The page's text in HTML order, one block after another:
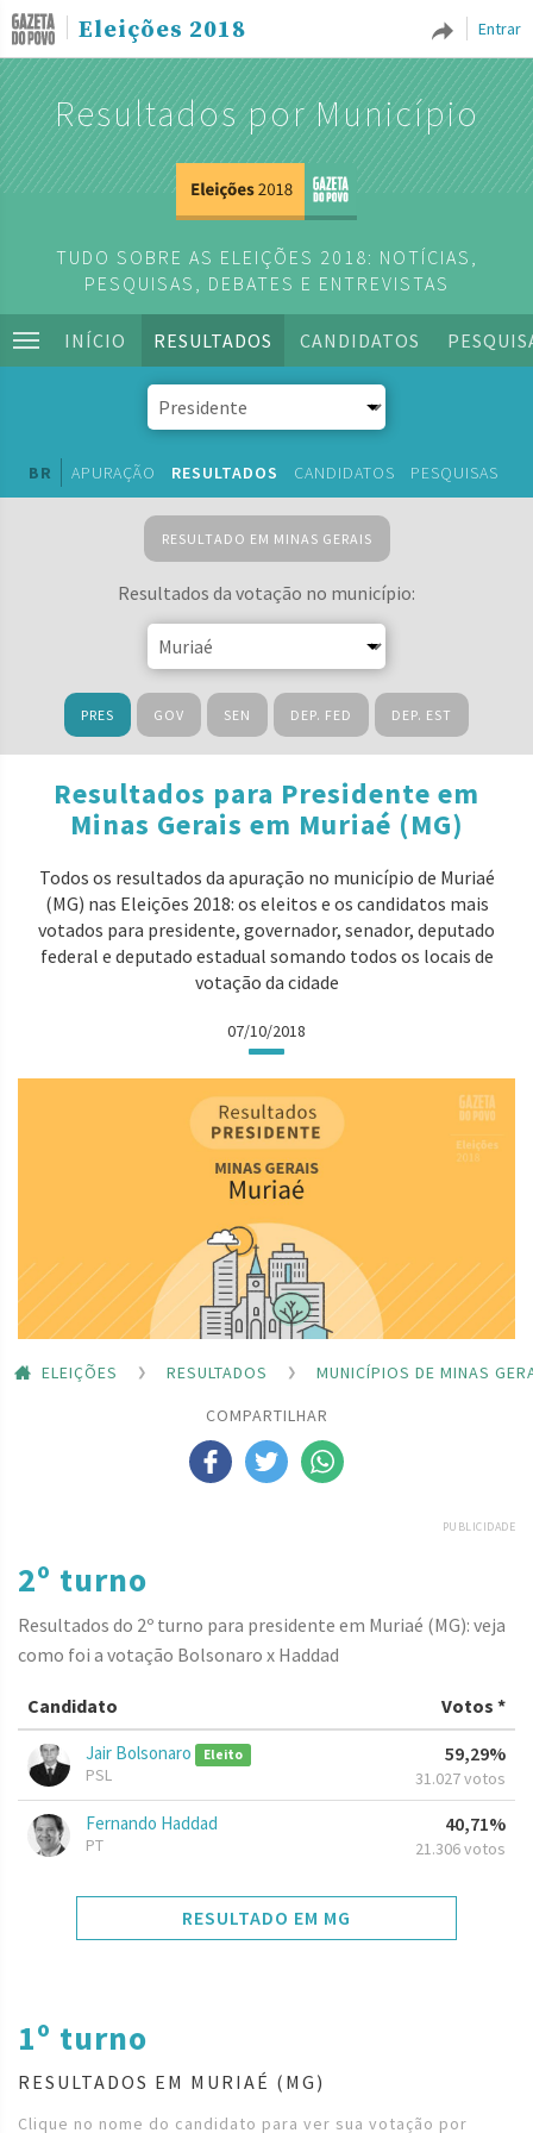
Entrar
Eleições 2018
Resultados por Município
TUDO SOBRE AS ELEIÇÕES 2018: NOTÍCIAS,
PESQUISAS, DEBATES E ENTREVISTAS
INÍCIO RESULTADOS CANDIDATOS
BR APURAÇÃO RESULTADOS CANDIDATOS PESQUISAS
RESULTADO EM MINAS GERAIS
Resultados da votação no município:
PRES GOV SEN DEP. FED DEP. EST
Resultados para Presidente em
Minas Gerais em Muriaé (MG)
Todos os resultados da apuração no município de Muriaé
(MG) nas Eleições 2018: os eleitos e os candidatos mais
votados para presidente, governador, senador, deputado
federal e deputado estadual somando todos os locais de
votação da cidade
07/10/2018
ELEIÇÕES RESULTADOS
MUNICÍPIOS DE MINAS
COMPARTILHAR
PUBLICIDADE
2º turno
Resultados do 2º turno para presidente em Muriaé (MG): veja
como foi a votação Bolsonaro x Haddad
Candidato Votos *
Jair Bolsonaro Eleito
PSL
59,29%
31.027 votos
Fernando Haddad
PT
40,71%
21.306 votos
RESULTADO EM MG
1º turno
RESULTADOS EM MURIAÉ (MG)
Clique no nome do candidato para ver sua votação por